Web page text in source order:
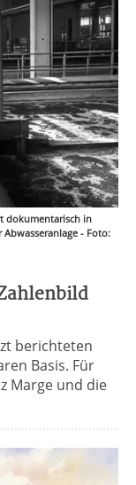
dokumentarisch in
- Foto:
berichteten
Basis. Für
Marge und die